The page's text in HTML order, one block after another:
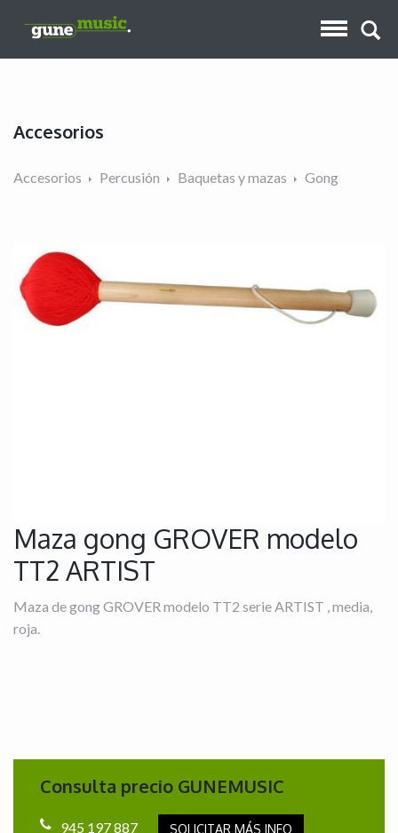
Accesorios
Accesorios Percusión Baquetas y mazas Gong
Maza gong GROVER modelo
TT2 ARTIST
Maza de gong GROVER modelo TT2 serie ARTIST , media,
roja.
Consulta precio GUNEMUSIC
945 197 887 SOLICITAR MÁS INFO